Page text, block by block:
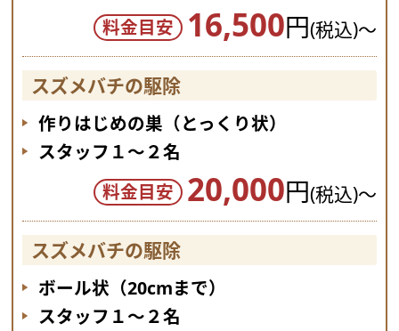
料金目安
16,500円(税込)～
スズメバチの駆除
作りはじめの巣（とっくり状）
スタッフ１～２名
料金目安
20,000円(税込)～
スズメバチの駆除
ボール状（20cmまで）
スタッフ１～２名